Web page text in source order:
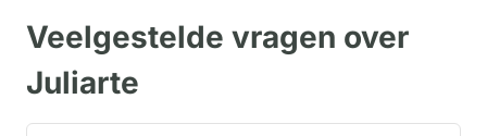
Veelgestelde vragen over
Juliarte